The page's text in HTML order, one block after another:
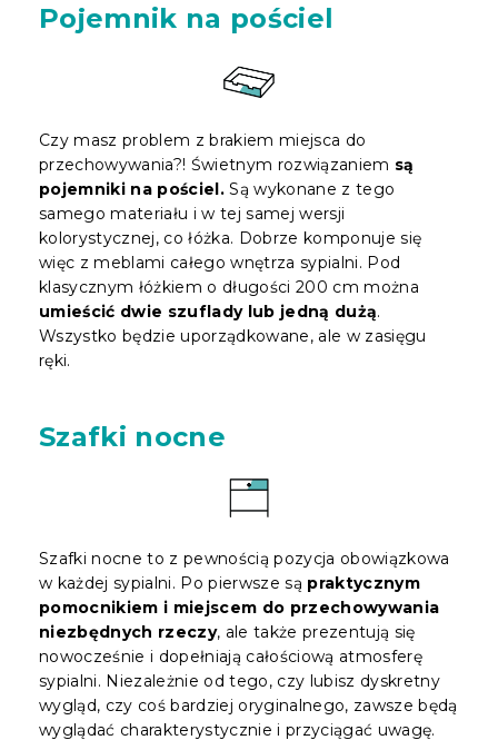
Pojemnik na pościel
Czy masz problem z brakiem miejsca do
przechowywania?! Świetnym rozwiązaniem są
pojemniki na pościel. Są wykonane z tego
samego materiału i w tej samej wersji
kolorystycznej, co łóżka. Dobrze komponuje się
więc z meblami całego wnętrza sypialni. Pod
klasycznym łóżkiem o długości 200 cm można
umieścić dwie szuflady lub jedną dużą.
Wszystko będzie uporządkowane, ale w zasięgu
ręki.
Szafki nocne
Szafki nocne to z pewnością pozycja obowiązkowa
w każdej sypialni. Po pierwsze są praktycznym
pomocnikiem i miejscem do przechowywania
niezbędnych rzeczy, ale także prezentują się
nowocześnie i dopełniają całościową atmosferę
sypialni. Niezależnie od tego, czy lubisz dyskretny
wygląd, czy coś bardziej oryginalnego, zawsze będą
wyglądać charakterystycznie i przyciągać uwagę.